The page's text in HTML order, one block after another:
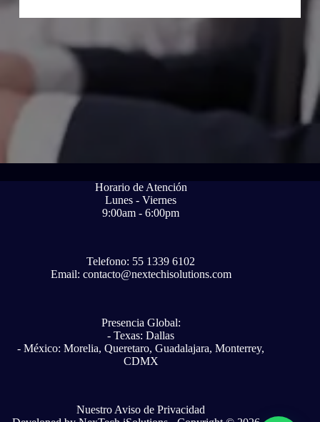
Horario de Atención
Lunes - Viernes
9:00am -6:00pm
Telefono: 55 1339 6102
Email: contacto@nextechisolutions.com
Presencia Global:
- Texas: Dallas
- México: Morelia, Queretaro, Guadalajara, Monterrey,
CDMX
Nuestro Aviso de Privacidad